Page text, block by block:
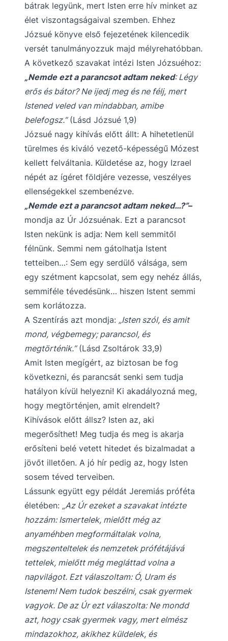
bátrak legyünk, mert Isten erre hív minket az
élet viszontagságaival szemben. Ehhez
Józsué könyve első fejezetének kilencedik
versét tanulmányozzuk majd mélyrehatóbban.
A következő szavakat intézi Isten Józsuéhoz:
„Nemde ezt a parancsot adtam neked: Légy
erős és bátor? Ne ijedj meg és ne félj, mert
Istened veled van mindabban, amibe
belefogsz.”(Lásd Józsué 1,9)
Józsué nagy kihívás előtt állt: A hihetetlenül
türelmes és kiváló vezető-képességű Mózest
kellett felváltania. Küldetése az, hogy Izrael
népét az ígéret földjére vezesse, veszélyes
ellenségekkel szembenézve.
„Nemde ezt a parancsot adtam neked…?”–
mondja az Úr Józsuénak. Ezt a parancsot
Isten nekünk is adja: Nem kell semmitől
félnünk. Semmi nem gátolhatja Istent
tetteiben…: Sem egy serdülő válsága, sem
egy szétment kapcsolat, sem egy nehéz állás,
semmiféle tévedésünk… hiszen Istent semmi
sem korlátozza.
A Szentírás azt mondja: „Isten szól, és amit
mond, végbemegy; parancsol, és
megtörténik.”(Lásd Zsoltárok 33,9)
Amit Isten megígért, az biztosan be fog
következni, és parancsát senki sem tudja
hatályon kívül helyezni! Ki akadályozná meg,
hogy megtörténjen, amit elrendelt?
Kihívások előtt állsz? Isten az, aki
megerősíthet! Meg tudja és meg is akarja
erősíteni belé vetett hitedet és bizalmadat a
jövőt illetően. A jó hír pedig az, hogy Isten
sosem téved terveiben.
Lássunk együtt egy példát Jeremiás próféta
életében: „Az Úr ezeket a szavakat intézte
hozzám: Ismertelek, mielőtt még az
anyaméhben megformáltalak volna,
megszenteltelek és nemzetek prófétájává
tettelek, mielőtt még megláttad volna a
napvilágot. Ezt válaszoltam: Ó, Uram és
Istenem! Nem tudok beszélni, csak gyermek
vagyok. De az Úr ezt válaszolta: Ne mondd
azt, hogy csak gyermek vagy, mert elmész
mindazokhoz, akikhez küldelek, és